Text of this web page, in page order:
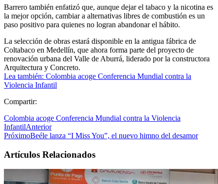
Barrero también enfatizó que, aunque dejar el tabaco y la nicotina es
la mejor opción, cambiar a alternativas libres de combustión es un
paso positivo para quienes no logran abandonar el hábito.
La selección de obras estará disponible en la antigua fábrica de
Coltabaco en Medellín, que ahora forma parte del proyecto de
renovación urbana del Valle de Aburrá, liderado por la constructora
Arquitectura y Concreto.
Lea también: Colombia acoge Conferencia Mundial contra la
Violencia Infantil
Compartir:
Colombia acoge Conferencia Mundial contra la Violencia
InfantilAnterior
PróximoBeéle lanza “I Miss You”, el nuevo himno del desamor
Artículos Relacionados